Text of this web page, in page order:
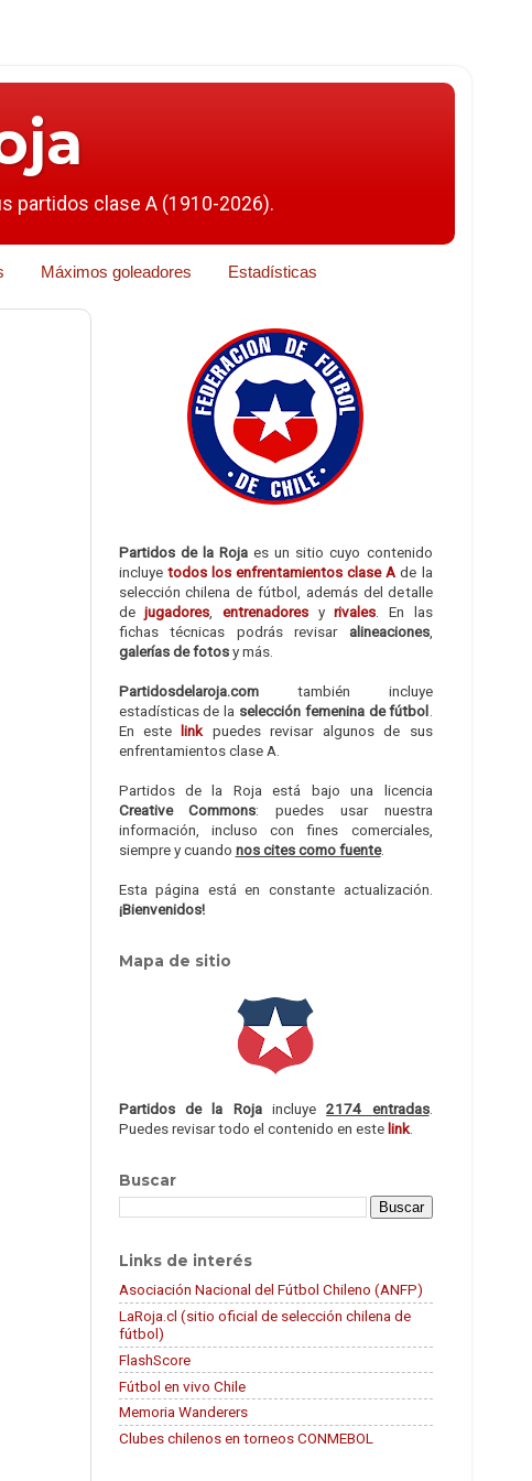
partidos clase A (1910-2026).
Máximos goleadores Estadísticas
Partidos de la Rojaes un sitio cuyo contenido
incluye todos los enfrentamientos clase A de la
selección chilena de fútbol, además del detalle
dejugadores entrenadoresyrivales . En las
fichas técnicas podrás revisar alineaciones,
galerías de fotosy más.
Partidosdelaroja.comtambién incluye
estadísticas de la selección femenina de fútbol
En este link puedes revisar algunos de sus
enfrentamientos clase A.
Partidos de la Roja está bajo una licencia
Creative Commons: puedes usar nuestra
información, incluso con fines comerciales,
siempre y cuando nos cites como fuente.
Esta página está en constante actualización.
¡Bienvenidos!
Mapa de sitio
Partidos de la Rojaincluye2174 entradas.
Puedes revisar todo el contenido en estelink.
Buscar
Links de interés
Asociación Nacional del Fútbol Chileno (ANFP)
LaRoja.cl (sitio oficial de selección chilena de
fútbol)
FlashScore
Fútbol en vivo Chile
Memoria Wanderers
Clubes chilenos en torneos CONMEBOL